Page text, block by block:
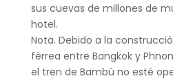
sus cuevas de millones de
hotel.
Nota. Debido a la
férrea entre Bangkok y
el tren de Bambú no esté